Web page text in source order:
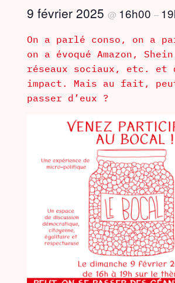
9 février 2025 @ 16h00 –
On a parlé conso, on a
on a évoqué Amazon,
réseaux sociaux, etc. et
impact. Mais au fait,
passer d’eux ?